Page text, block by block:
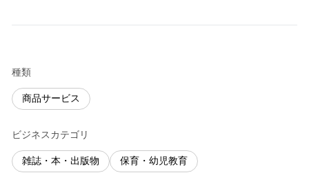
種類
商品サービス
ビジネスカテゴリ
雑誌・本・出版物 保育・幼児教育